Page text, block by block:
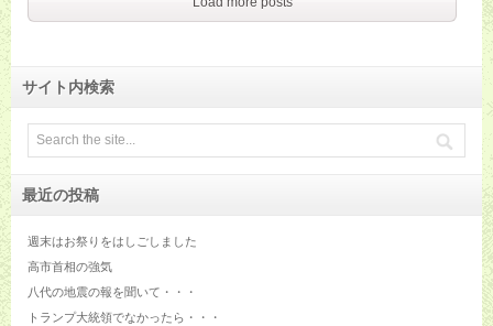
サイト内検索
最近の投稿
週末はお祭りをはしごしました
高市首相の強気
八代の地震の報を聞いて・・・
トランプ大統領でなかったら・・・